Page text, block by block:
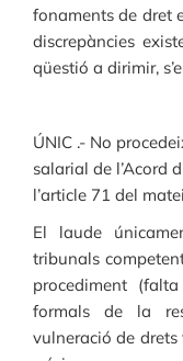
fonaments de dret
discrepàncies
qüestió a dirimir,
ÚNIC .- No
salarial de l’Acord
l’article 71 del
El laude
tribunals
procediment
formals de la
vulneració de